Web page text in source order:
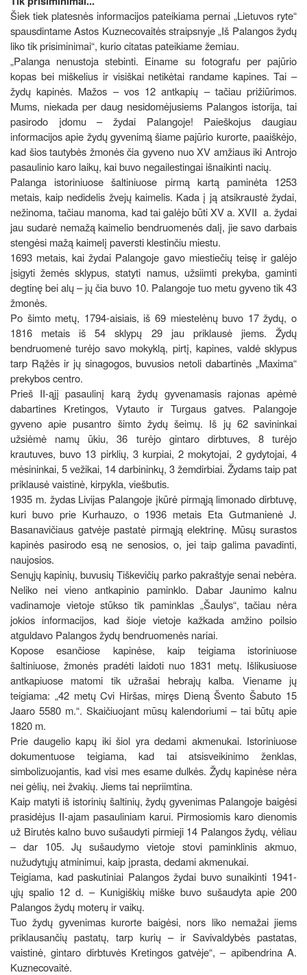
Šiek tiek platesnės informacijos pateikiama pernai „Lietuvos ryte“
spausdintame Astos Kuznecovaitės straipsnyje „Iš Palangos žydų
liko tik prisiminimai“, kurio citatas pateikiame žemiau.
„Palanga nenustoja stebinti. Einame su fotografu per pajūrio
kopas bei miškelius ir visiškai netikėtai randame kapines. Tai –
žydų kapinės. Mažos – vos 12 antkapių – tačiau prižiūrimos.
Mums, niekada per daug nesidomėjusiems Palangos istorija, tai
pasirodo įdomu – žydai Palangoje! Paieškojus daugiau
informacijos apie žydų gyvenimą šiame pajūrio kurorte, paaiškėjo,
kad šios tautybės žmonės čia gyveno nuo XV amžiaus iki Antrojo
pasaulinio karo laikų, kai buvo negailestingai išnaikinti nacių.
Palanga istoriniuose šaltiniuose pirmą kartą paminėta 1253
metais, kaip nedidelis žvejų kaimelis. Kada į ją atsikraustė žydai,
nežinoma, tačiau manoma, kad tai galėjo būti XV a. XVII a. žydai
jau sudarė nemažą kaimelio bendruomenės dalį, jie savo darbais
stengėsi mažą kaimelį paversti klestinčiu miestu.
1693 metais, kai žydai Palangoje gavo miestiečių teisę ir galėjo
įsigyti žemės sklypus, statyti namus, užsiimti prekyba, gaminti
degtinę bei alų – jų čia buvo 10. Palangoje tuo metu gyveno tik 43
žmonės.
Po šimto metų, 1794-aisiais, iš 69 miestelėnų buvo 17 žydų, o
1816 metais iš 54 sklypų 29 jau priklausė jiems. Žydų
bendruomenė turėjo savo mokyklą, pirtį, kapines, valdė sklypus
tarp Rąžės ir jų sinagogos, buvusios netoli dabartinės „Maxima“
prekybos centro.
Prieš II-ąjį pasaulinį karą žydų gyvenamasis rajonas apėmė
dabartines Kretingos, Vytauto ir Turgaus gatves. Palangoje
gyveno apie pusantro šimto žydų šeimų. Iš jų 62 savininkai
užsiėmė namų ūkiu, 36 turėjo gintaro dirbtuves, 8 turėjo
krautuves, buvo 13 pirklių, 3 kurpiai, 2 mokytojai, 2 gydytojai, 4
mėsininkai, 5 vežikai, 14 darbininkų, 3 žemdirbiai. Žydams taip pat
priklausė vaistinė, kirpykla, viešbutis.
1935 m. žydas Livijas Palangoje įkūrė pirmąją limonado dirbtuvę,
kuri buvo prie Kurhauzo, o 1936 metais Eta Gutmanienė J.
Basanavičiaus gatvėje pastatė pirmąją elektrinę. Mūsų surastos
kapinės pasirodo esą ne senosios, o, jei taip galima pavadinti,
naujosios.
Senųjų kapinių, buvusių Tiškevičių parko pakraštyje senai nebėra.
Neliko nei vieno antkapinio paminklo. Dabar Jaunimo kalnu
vadinamoje vietoje stūkso tik paminklas „Šaulys“, tačiau nėra
jokios informacijos, kad šioje vietoje kažkada amžino poilsio
atguldavo Palangos žydų bendruomenės nariai.
Kopose esančiose kapinėse, kaip teigiama istoriniuose
šaltiniuose, žmonės pradėti laidoti nuo 1831 metų. Išlikusiuose
antkapiuose matomi tik užrašai hebrajų kalba. Viename jų
teigiama: „42 metų Cvi Hiršas, miręs Dieną Švento Šabuto 15
Jaaro 5580 m.“. Skaičiuojant mūsų kalendoriumi – tai būtų apie
1820 m.
Prie daugelio kapų iki šiol yra dedami akmenukai. Istoriniuose
dokumentuose teigiama, kad tai atsisveikinimo ženklas,
simbolizuojantis, kad visi mes esame dulkės. Žydų kapinėse nėra
nei gėlių, nei žvakių. Jiems tai nepriimtina.
Kaip matyti iš istorinių šaltinių, žydų gyvenimas Palangoje baigėsi
prasidėjus II-ajam pasauliniam karui. Pirmosiomis karo dienomis
už Birutės kalno buvo sušaudyti pirmieji 14 Palangos žydų, vėliau
– dar 105. Jų sušaudymo vietoje stovi paminklinis akmuo,
nužudytųjų atminimui, kaip įprasta, dedami akmenukai.
Teigiama, kad paskutiniai Palangos žydai buvo sunaikinti 1941-
ųjų spalio 12 d. – Kunigiškių miške buvo sušaudyta apie 200
Palangos žydų moterų ir vaikų.
Tuo žydų gyvenimas kurorte baigėsi, nors liko nemažai jiems
priklausančių pastatų, tarp kurių – ir Savivaldybės pastatas,
vaistinė, gintaro dirbtuvės Kretingos gatvėje“, – apibendrina A.
Kuznecovaitė.